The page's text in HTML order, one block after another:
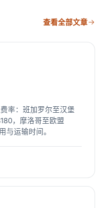
查看全部文章
率：班加罗尔至汉堡
，摩洛哥至欧盟
与运输时间。